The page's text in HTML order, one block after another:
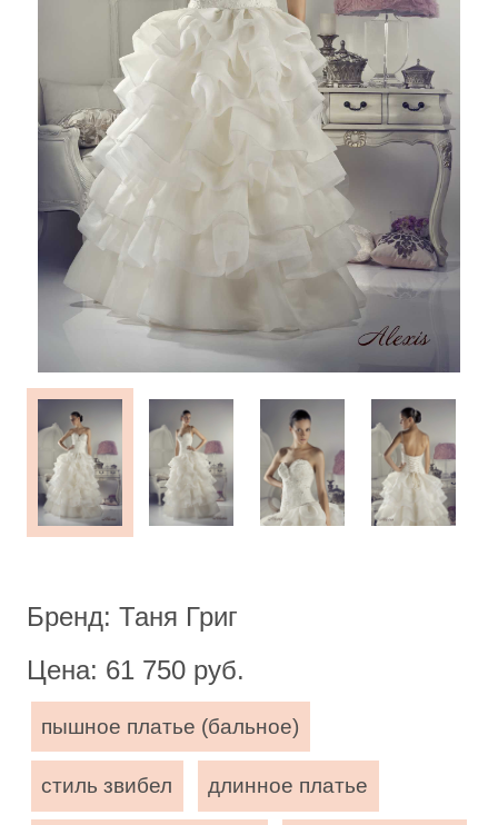
Бренд: Таня Григ
Цена: 61 750 руб.
пышное платье (бальное)
стиль звибел длинное платье